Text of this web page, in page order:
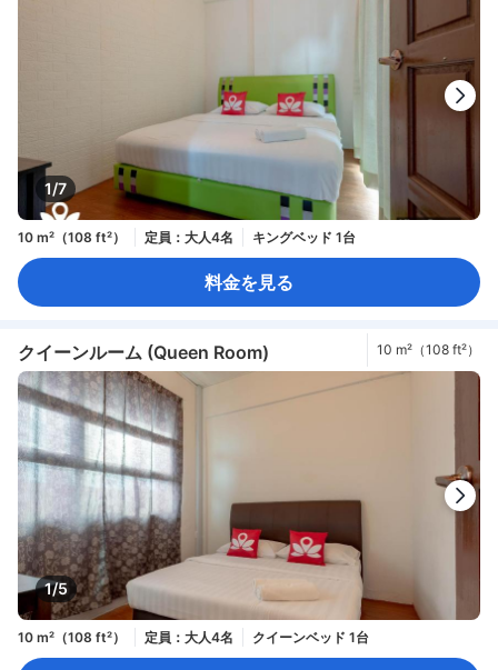
1/7
10 m²（108 ft²） 定員：大人4名 キングベッド 1台
料金を見る
クイーンルーム (Queen Room) 10 m²（108 ft²）
1/5
10 m²（108 ft²） 定員：大人4名 クイーンベッド 1台